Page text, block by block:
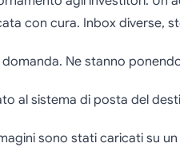
con cura. Inbox diverse,
Ne stanno
al sistema di posta del
sono stati caricati su